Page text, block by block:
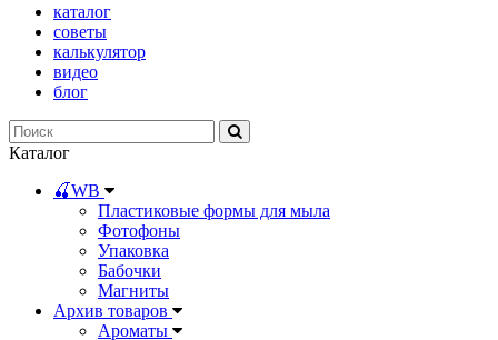
каталог
советы
калькулятор
видео
блог
Каталог
🍒WB
Пластиковые формы для мыла
Фотофоны
Упаковка
Бабочки
Магниты
Архив товаров
Ароматы